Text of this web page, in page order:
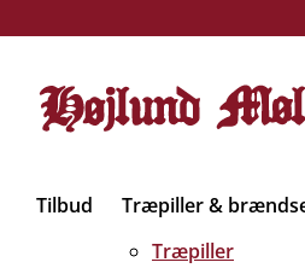
Tilbud
Træpiller &
Træpiller